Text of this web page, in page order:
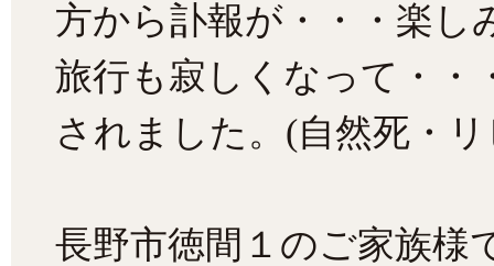
方から訃報が・・・楽し
旅行も寂しくなって・・
されました。(自然死・
長野市徳間１のご家族様